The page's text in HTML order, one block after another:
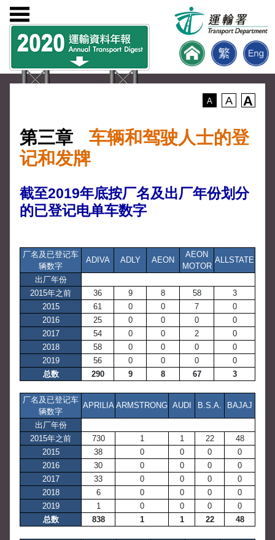
A A A
第三章
车辆和驾驶人士的登
记和发牌
截至2019年底按厂名及出厂年份划分
的已登记电单车数字
厂名及已登记车
辆数字
ADIVA ADLY AEON
AEON
MOTOR
ALLSTATE
出厂年份
2015年之前
36 9 8 58
3
2015
61 0 0 7
0
2016
25 0 0 0
0
2017
54 0 0 2
0
2018
58 0 0 0
0
2019
56 0 0 0
0
总数
290 9 8 67 3
厂名及已登记车
辆数字
APRILIA ARMSTRONG AUDI B.S.A. BAJAJ
出厂年份
2015年之前
730 1 1 22
48
2015
38 0 0 0
0
2016
30 0 0 0
0
2017
33 0 0 0
0
2018
6 0 0 0
0
2019
1 0 0 0
0
总数
838 1 1 22 48